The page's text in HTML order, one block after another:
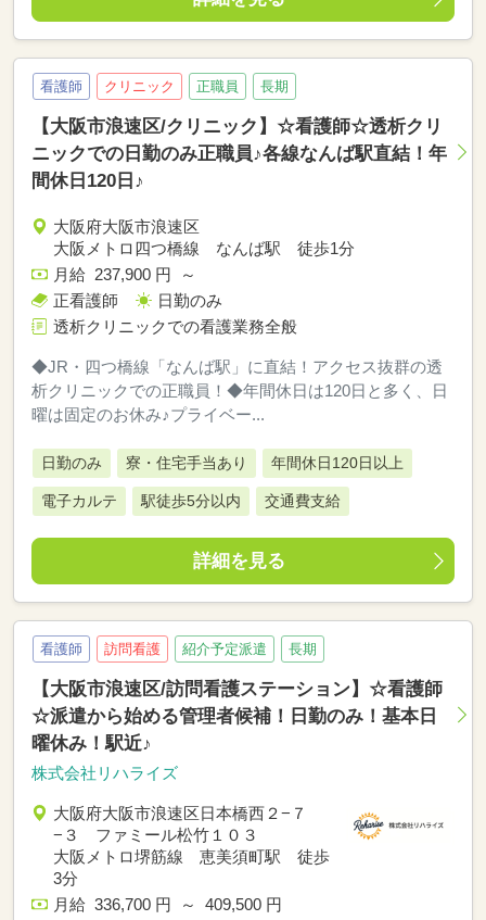
看護師 クリニック 正職員 長期
【大阪市浪速区/クリニック】☆看護師☆透析クリ
ニックでの日勤のみ正職員♪各線なんば駅直結！年
間休日120日♪
大阪府大阪市浪速区
大阪メトロ四つ橋線 なんば駅 徒歩1分
月給 237,900 円 ～
正看護師
日勤のみ
透析クリニックでの看護業務全般
◆JR・四つ橋線「なんば駅」に直結！アクセス抜群の透
析クリニックでの正職員！◆年間休日は120日と多く、日
曜は固定のお休み♪プライベー...
日勤のみ 寮・住宅手当あり 年間休日120日以上
電子カルテ 駅徒歩5分以内 交通費支給
詳細を見る
看護師 訪問看護 紹介予定派遣 長期
【大阪市浪速区/訪問看護ステーション】☆看護師
☆派遣から始める管理者候補！日勤のみ！基本日
曜休み！駅近♪
株式会社リハライズ
大阪府大阪市浪速区日本橋西２−７
−３ ファミール松竹１０３
大阪メトロ堺筋線 恵美須町駅 徒歩
3分
月給 336,700 円 ～ 409,500 円